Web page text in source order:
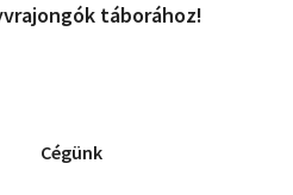
táborához!
Cégünk